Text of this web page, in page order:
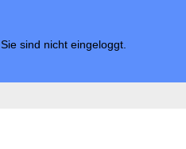
Sie sind nicht eingeloggt.